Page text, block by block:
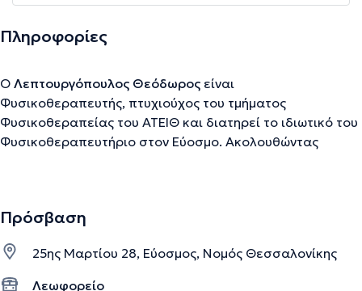
Πληροφορίες
Ο Λεπτουργόπουλος Θεόδωρος είναι
Φυσικοθεραπευτής, πτυχιούχος του τμήματος
Φυσικοθεραπείας του ΑΤΕΙΘ και διατηρεί το ιδιωτικό του
Φυσικοθεραπευτήριο στον Εύοσμο. Ακολουθώντας
που αντιμετωπίζει και βελτιώνοντας την επικοινωνία
στην καλύτερη δυνατή εξυπηρέτηση των
Φυσικοθεραπευτικών αναγκών του πρώτου. Στο ιδιωτικό
Πρόσβαση
25ης Μαρτίου 28, Εύοσμος, Νομός Θεσσαλονίκης
Λεωφορείο